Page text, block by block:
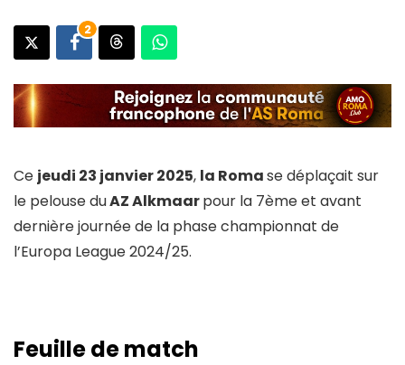
2
Ce jeudi 23 janvier 2025, la Romase déplaçait sur
le pelouse duAZ Alkmaarpour la 7ème et avant
dernière journée de la phase championnat de
l’Europa League 2024/25.
Feuille de match